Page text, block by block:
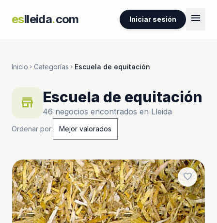
eslleida.com Iniciar sesión menu
Inicio chevron_right Categorías chevron_right Escuela de equitación
store Escuela de equitación
46 negocios encontrados en Lleida
Ordenar por:
favorite